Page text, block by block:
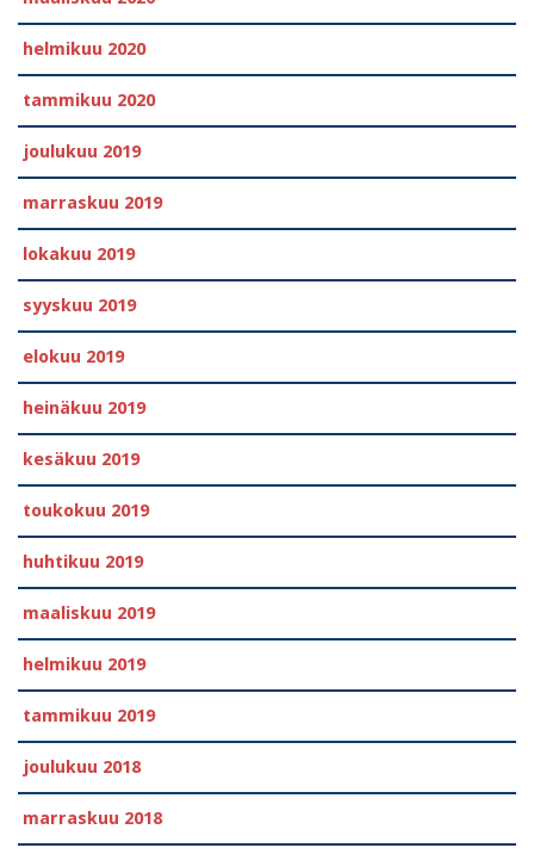
helmikuu 2020
tammikuu 2020
joulukuu 2019
marraskuu 2019
lokakuu 2019
syyskuu 2019
elokuu 2019
heinäkuu 2019
kesäkuu 2019
toukokuu 2019
huhtikuu 2019
maaliskuu 2019
helmikuu 2019
tammikuu 2019
joulukuu 2018
marraskuu 2018